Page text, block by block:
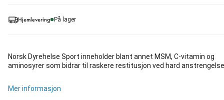
Hjemlevering På lager
Norsk Dyrehelse Sport inneholder blant annet MSM, C-vitamin og
aminosyrer som bidrar til raskere restitusjon ved hard
Mer informasjon